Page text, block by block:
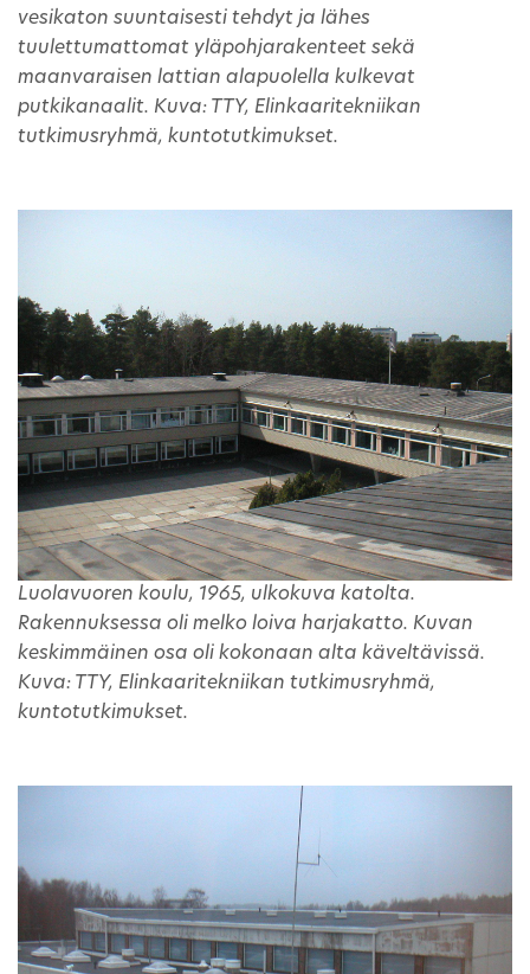
vesikaton suuntaisesti tehdyt ja lähes
tuulettumattomat yläpohjarakenteet sekä
maanvaraisen lattian alapuolella kulkevat
putkikanaalit. Kuva: TTY, Elinkaaritekniikan
tutkimusryhmä, kuntotutkimukset.
Luolavuoren koulu, 1965, ulkokuva katolta.
Rakennuksessa oli melko loiva harjakatto. Kuvan
keskimmäinen osa oli kokonaan alta käveltävissä.
Kuva: TTY, Elinkaaritekniikan tutkimusryhmä,
kuntotutkimukset.